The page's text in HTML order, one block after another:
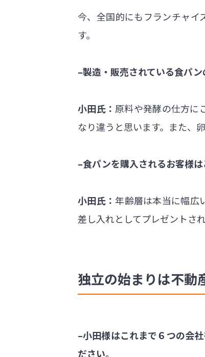
今、全国的にもフランチャイ
す。
–製造・販売されている食パン
小田氏： 原料や発酵の仕方に
なり違うと思います。また、
–食パンを購入されるお客様
小田氏：年齢層は本当に幅広
差し入れとしてプレゼントさ
独立の始まりは不動
–小田様はこれまで６つの会
ださい。